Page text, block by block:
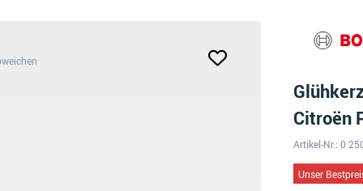
Citroën
Artikel-Nr.: 0
Unser